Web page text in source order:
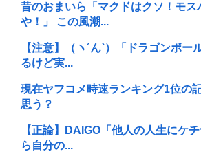
昔のおまいら「マクドはクソ！モス
や！」 この風潮...
【注意】（ヽ´ん`）「ドラゴンボー
るけど実...
現在ヤフコメ時速ランキング1位の
思う？
【正論】DAIGO「他人の人生にケ
ら自分の...